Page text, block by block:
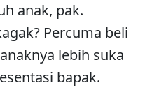
anak, pak.
Percuma beli
lebih suka
bapak.